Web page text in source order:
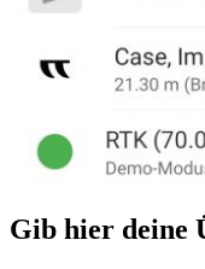
Gib hier deine